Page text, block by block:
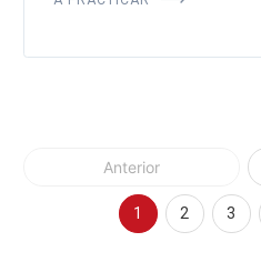
Anterior
1 2 3